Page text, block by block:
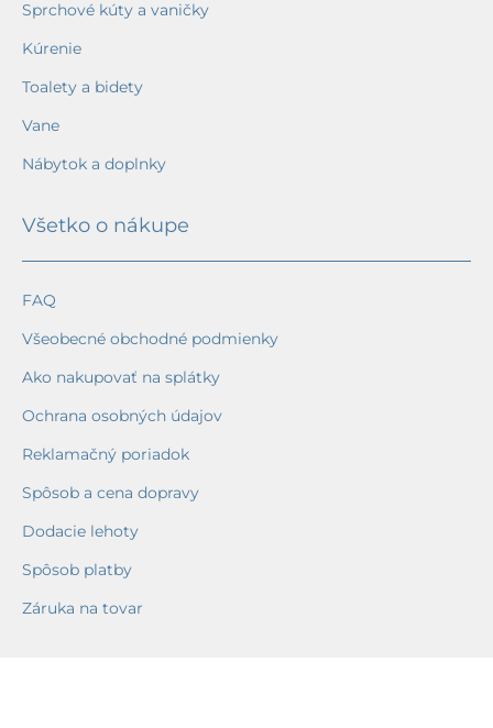
Sprchové kúty a vaničky
Kúrenie
Toalety a bidety
Vane
Nábytok a doplnky
Všetko o nákupe
FAQ
Všeobecné obchodné podmienky
Ako nakupovať na splátky
Ochrana osobných údajov
Reklamačný poriadok
Spôsob a cena dopravy
Dodacie lehoty
Spôsob platby
Záruka na tovar